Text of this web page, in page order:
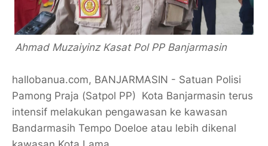
Ahmad Muzaiyinz Kasat Pol PP Banjarmasin
hallobanua.com, BANJARMASIN - Satuan Polisi
Pamong Praja (Satpol PP) Kota Banjarmasin terus
intensif melakukan pengawasan ke kawasan
Bandarmasih Tempo Doeloe atau lebih dikenal